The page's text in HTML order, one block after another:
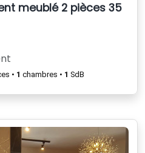
meublé 2 pièces 35m²
• 1 chambres • 1 SdB